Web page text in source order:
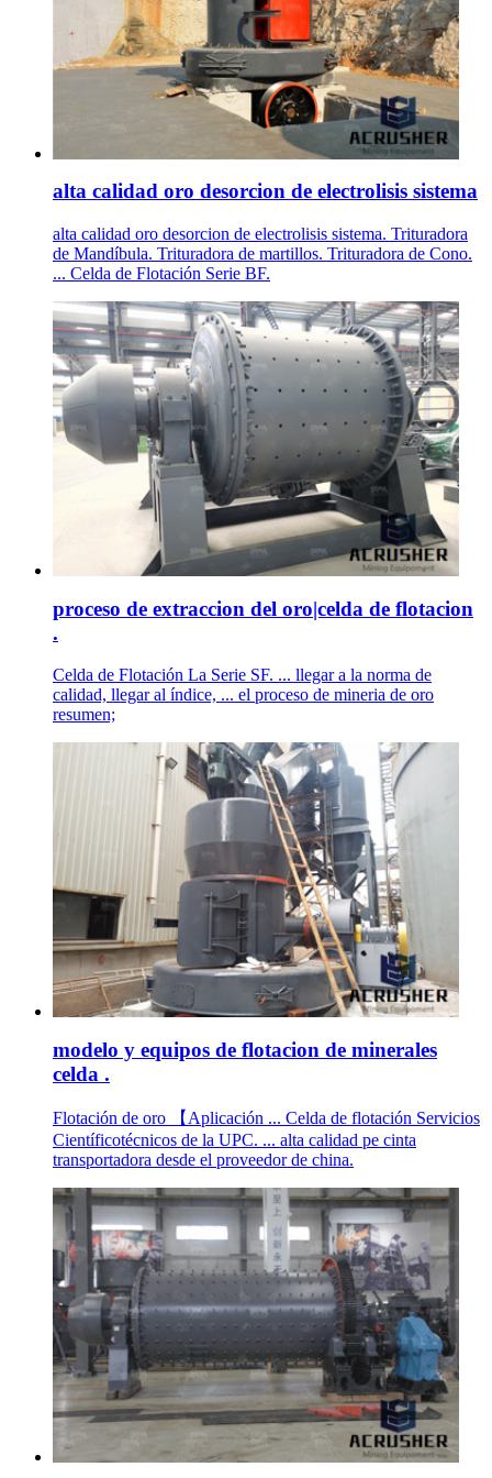
alta calidad oro desorcion de electrolisis sistema
alta calidad oro desorcion de electrolisis sistema. Trituradora
de Mandíbula. Trituradora de martillos. Trituradora de Cono.
... Celda de Flotación Serie BF.
proceso de extraccion del oro|celda de flotacion
.
Celda de Flotación La Serie SF. ... llegar a la norma de
calidad, llegar al índice, ... el proceso de mineria de oro
resumen;
modelo y equipos de flotacion de minerales
celda .
Flotación de oro 【Aplicación ... Celda de flotación Servicios
Científicotécnicos de la UPC. ... alta calidad pe cinta
transportadora desde el proveedor de china.